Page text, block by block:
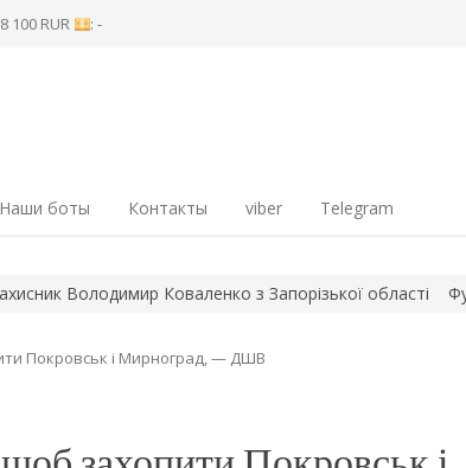
100 RUR : -
Наши боты Контакты viber Telegram
Володимир Коваленко з Запорізької області Футбол.
Покровськ і Мирноград, — ДШВ